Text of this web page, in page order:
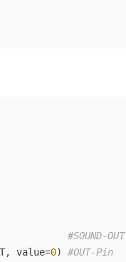
Pin.IN)
#SOUND-
value=
0) #OUT-Pin